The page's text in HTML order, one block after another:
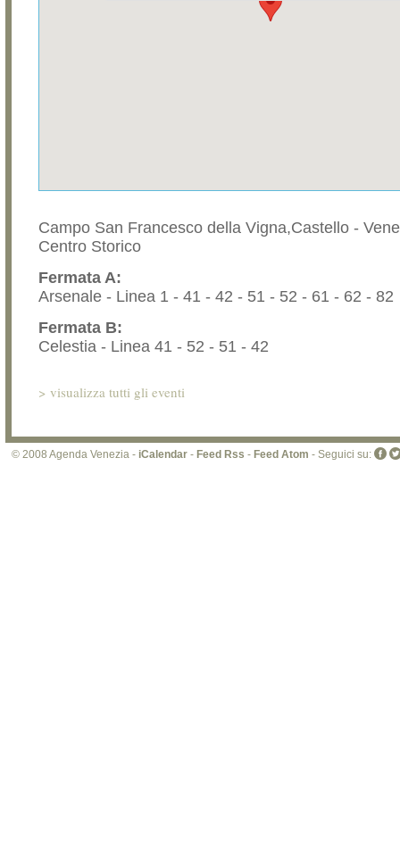
Campo San Francesco della Vigna,Castello -
Centro Storico
Fermata A:
Arsenale - Linea 1 - 41 - 42 - 51 - 52 - 61 - 62 - 82
Fermata B:
Celestia - Linea 41 - 52 - 51 - 42
> visualizza tutti gli eventi
© 2008 Agenda Venezia - iCalendar - Feed Rss - Feed Atom - Seguici su: